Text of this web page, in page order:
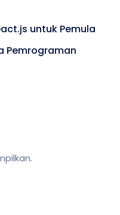
untuk Pemula
Pemrograman